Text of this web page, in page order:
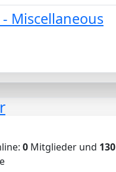
Miscellaneous
0 Mitglieder und 130